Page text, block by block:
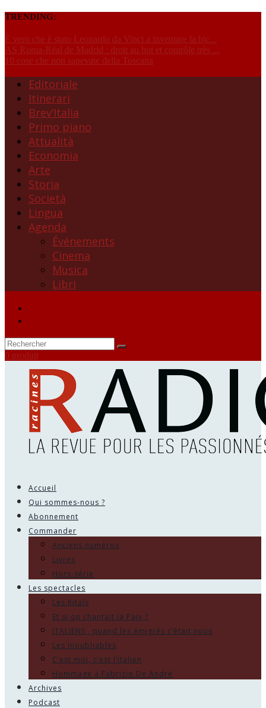
TRENDING:
È vero che è stato Leonardo da Vinci a inventare la bic...
AS Roma-Réal de Madrid : droit au but et contrôle très ...
10 cose che non sapevate della Toscana
Editoriale
Itinerari
Brev’Italia
Primo piano
Attualità
Economia
Arte
Storia
Società
Lingua
Agenda
Événements
Cinema
Musica
Libri
0 produit
Accueil
Qui sommes-nous ?
Abonnement
Commander
Anciens numéros
Livres
Hors-série
Les spectacles
Les Ritals
Et si on chantait la Paix ?
ITALIENS , quand les émigrés c’était nous
Les Inoubliables
C’est moi, c’est l’italien
Hommage à Fabrizio De André
Archives
Podcast